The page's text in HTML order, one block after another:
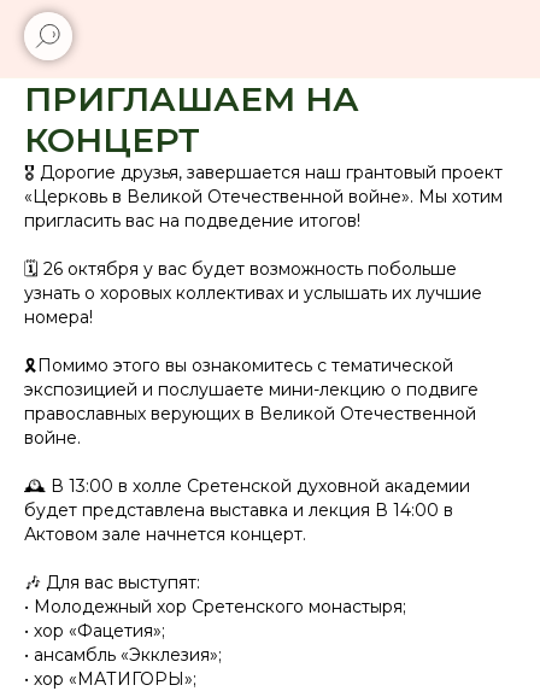
ПРИГЛАШАЕМ НА
КОНЦЕРТ
🎖️ Дорогие друзья, завершается наш грантовый проект
«Церковь в Великой Отечественной войне». Мы хотим
пригласить вас на подведение итогов!
🗓️ 26 октября у вас будет возможность побольше
узнать о хоровых коллективах и услышать их лучшие
номера!
🎗️Помимо этого вы ознакомитесь с тематической
экспозицией и послушаете мини-лекцию о подвиге
православных верующих в Великой Отечественной
войне.
🕰 В 13:00 в холле Сретенской духовной академии
будет представлена выставка и лекция В 14:00 в
Актовом зале начнется концерт.
🎶 Для вас выступят:
• Молодежный хор Сретенского монастыря;
• хор «Фацетия»;
• ансамбль «Экклезия»;
• хор «МАТИГОРЫ»;